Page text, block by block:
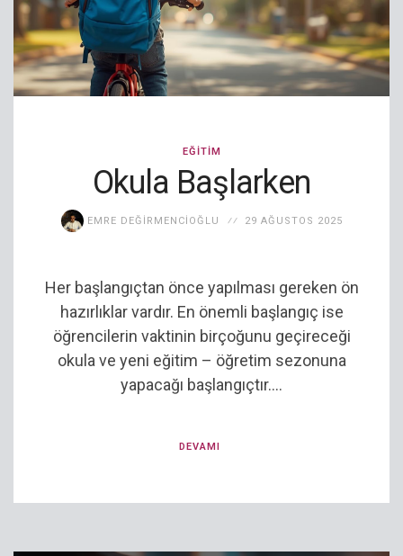
EĞITIM
Okula Başlarken
EMRE DEĞIRMENCIOĞLU 29 AĞUSTOS 2025
Her başlangıçtan önce yapılması gereken ön
hazırlıklar vardır. En önemli başlangıç ise
öğrencilerin vaktinin birçoğunu geçireceği
okula ve yeni eğitim – öğretim sezonuna
yapacağı başlangıçtır....
DEVAMI